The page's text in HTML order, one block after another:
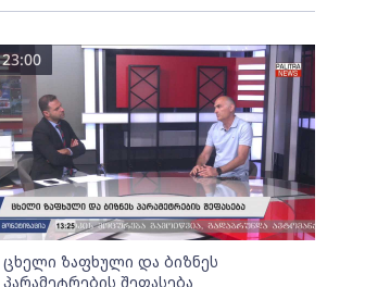
ცხელი ზაფხული და ბიზნეს
პარამეტრების შეფასება
23:00